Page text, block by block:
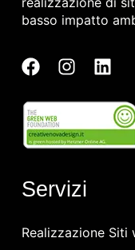
basso impatto
Servizi
Realizzazione Siti